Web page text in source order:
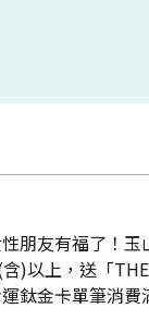
朋友有福了！
)以上，送「
鈦金卡單筆消